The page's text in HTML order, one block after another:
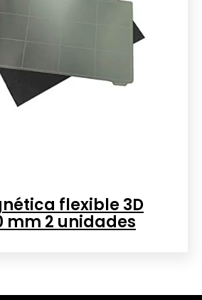
flexible 3D
mm 2 unidades